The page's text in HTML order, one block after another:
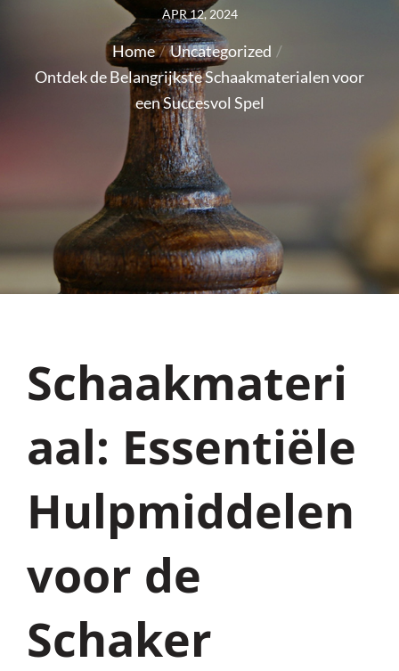
Posted
on
APR 12, 2024
Home
Uncategorized
Ontdek de Belangrijkste Schaakmaterialen voor
een Succesvol Spel
Schaakmateri
aal: Essentiële
Hulpmiddelen
voor de
Schaker